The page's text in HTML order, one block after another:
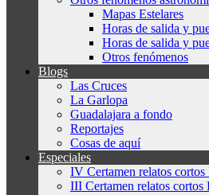
Mapas Estelares
Horas de salida y
Horas de salida y
Otros fenómenos
Blogs
Las Cruces
La Garlopa
Guadalajara a fondo
Reportajes
Cosas de aquí
Especiales
IV Certamen relatos
III Certamen relatos